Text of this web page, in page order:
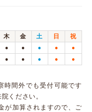
木 金 土 日
祝
● ● ● ● ●
● ● ● ● ●
時間外でも受付可能です
ください。
が加算されますので、ご